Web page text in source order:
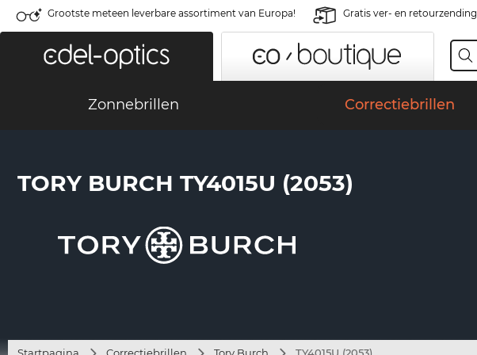
Grootste meteen leverbare assortiment van Europa! Gratis ver- en retourzending
Zonnebrillen Correctiebrillen
TORY BURCH TY4015U (2053)